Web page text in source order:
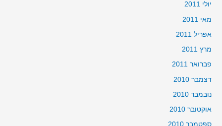
יולי 2011
מאי 2011
אפריל 2011
מרץ 2011
פברואר 2011
דצמבר 2010
נובמבר 2010
אוקטובר 2010
ספטמבר 2010